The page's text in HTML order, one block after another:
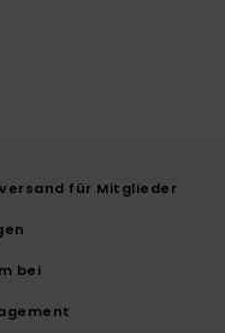
für Mitglieder
bei